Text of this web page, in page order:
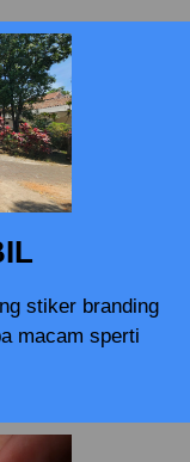
stiker branding
macam sperti